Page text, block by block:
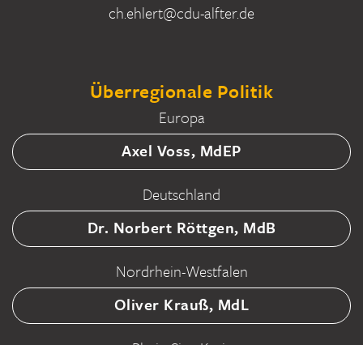
ch.ehlert@cdu-alfter.de
Überregionale Politik
Europa
Axel Voss, MdEP
Deutschland
Dr. Norbert Röttgen, MdB
Nordrhein-Westfalen
Oliver Krauß, MdL